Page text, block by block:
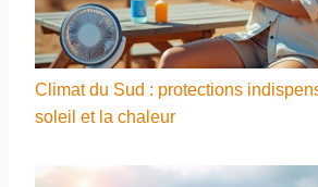
Climat du Sud : protections
soleil et la chaleur